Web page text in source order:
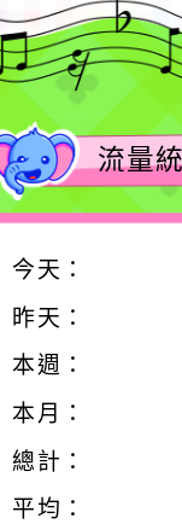
：網路小語
水因滴入一滴污
變污濁，一杯污水
會因一滴清水的存
流量
今天：
昨天：
本週：
本月：
總計：
平均：